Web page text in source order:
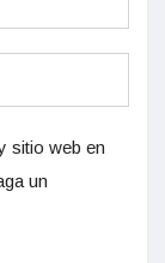
sitio web en
un